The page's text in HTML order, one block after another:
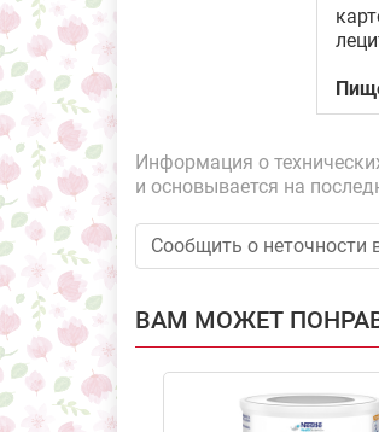
Информация о
и основывается на
Сообщить о неточности
ВАМ МОЖЕТ